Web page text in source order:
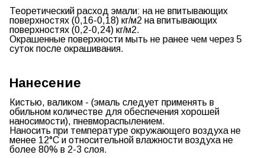
Теоретический расход эмали: на не впитывающих
поверхностях (0,16-0,18) кг/м2 на впитывающих
поверхностях (0,2-0,24) кг/м2.
Окрашенные поверхности мыть не ранее чем через 5
суток после окрашивания.
Нанесение
Кистью, валиком - (эмаль следует применять в
обильном количестве для обеспечения хорошей
наносимости), пневмораспылением.
Наносить при температуре окружающего воздуха не
менее 12°С и относительной влажности воздуха не
более 80% в 2-3 слоя.